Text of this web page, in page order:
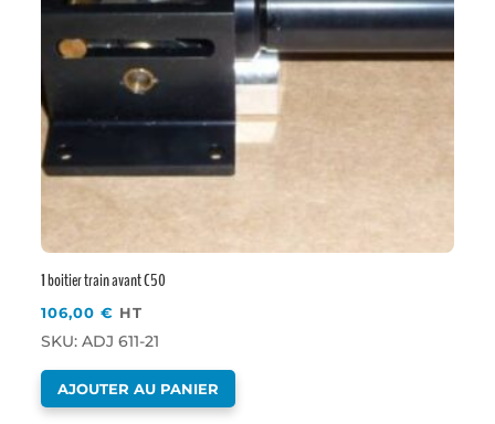
1 boitier train avant C50
106,00€ HT
SKU: ADJ 611-21
AJOUTER AU PANIER